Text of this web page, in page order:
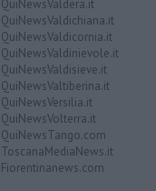
QuiNewsValdera.it
QuiNewsValdichiana.it
QuiNewsValdicornia.it
QuiNewsValdinievole.it
QuiNewsValdisieve.it
QuiNewsValtiberina.it
QuiNewsVersilia.it
QuiNewsVolterra.it
QuiNewsTango.com
ToscanaMediaNews.it
Fiorentinanews.com